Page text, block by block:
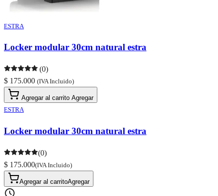
ESTRA
Locker modular 30cm natural estra
(0)
$ 175.000 (IVA Incluido)
Agregar al carrito Agregar
ESTRA
Locker modular 30cm natural estra
(0)
$ 175.000(IVA Incluido)
Agregar al carritoAgregar